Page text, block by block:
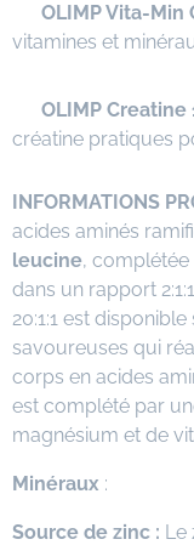
OLIMP Vita-Min
vitamines et
OLIMP Creatine
créatine pratiques
INFORMATIONS
acides aminés
leucine, complétée
dans un rapport
20:1:1 est
savoureuses qui
corps en acides
est complété par
magnésium et de
Minéraux :
Source de zinc : Le